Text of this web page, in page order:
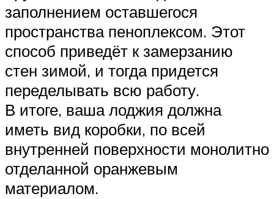
заполнением оставшегося
пространства пеноплексом. Этот
способ приведёт к замерзанию
стен зимой, и тогда придется
переделывать всю работу.
В итоге, ваша лоджия должна
иметь вид коробки, по всей
внутренней поверхности монолитно
отделанной оранжевым
материалом.